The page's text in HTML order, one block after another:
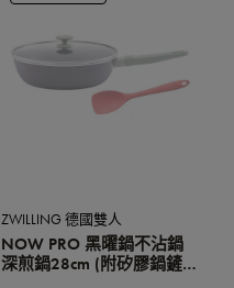
ZWILLING 德國雙人
NOW PRO 黑曜鍋不沾鍋
深煎鍋28cm (附矽膠鍋鏟)